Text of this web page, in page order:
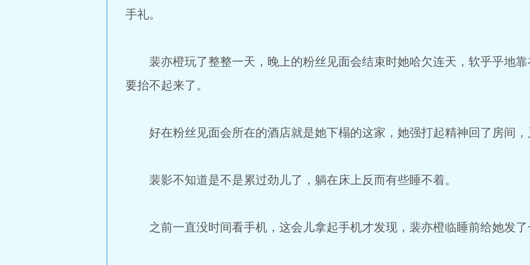
手礼。
裴亦橙玩了整整一天，晚上的粉丝见面会结束时她哈欠连天，软乎乎地靠
要抬不起来了。
好在粉丝见面会所在的酒店就是她下榻的这家，她强打起精神回了房间，
裴影不知道是不是累过劲儿了，躺在床上反而有些睡不着。
之前一直没时间看手机，这会儿拿起手机才发现，裴亦橙临睡前给她发了